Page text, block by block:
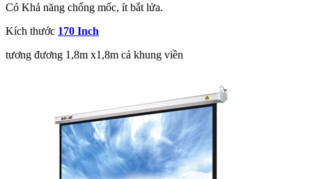
Có Khả năng chống mốc, ít bắt lửa.
Kích thước 170 Inch
tương đương 1,8m x1,8m cả khung viền